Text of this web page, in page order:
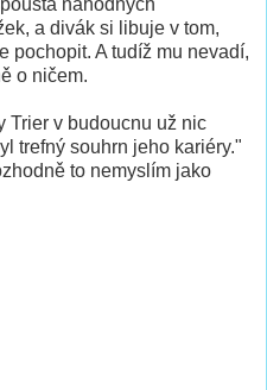
a divák si libuje v tom,
pochopit. A tudíž mu nevadí,
o ničem.
Trier v budoucnu už nic
trefný souhrn jeho kariéry."
to nemyslím jako